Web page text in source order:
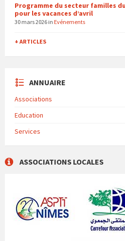
Programme du secteur familles du
pour les vacances d’avril
30 mars 2026 in Evénements
+ ARTICLES
ANNUAIRE
Associations
Education
Services
ASSOCIATIONS LOCALES